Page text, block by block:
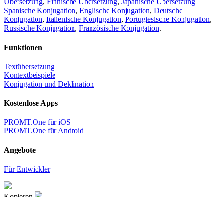
Übersetzung, Finnische Übersetzung, Japanische Übersetzung
Spanische Konjugation, Englische Konjugation, Deutsche
Konjugation, Italienische Konjugation, Portugiesische Konjugation,
Russische Konjugation, Französische Konjugation.
Funktionen
Textübersetzung
Kontextbeispiele
Konjugation und Deklination
Kostenlose Apps
PROMT.One für iOS
PROMT.One für Android
Angebote
Für Entwickler